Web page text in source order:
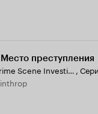
преступления
CSI: Crime Scene Investigation ,